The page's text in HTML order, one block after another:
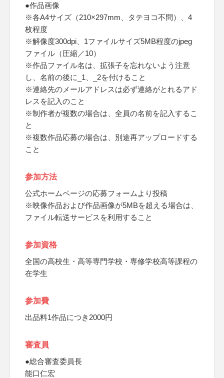
●作品画像
※各A4サイズ（210×297mm、タテヨコ不問）、4
枚程度
※解像度300dpi、1ファイルサイズ5MB程度のjpeg
ファイル（圧縮／10）
※作品ファイル名は、拡張子を忘れないよう注意
し、名前の後に_1、_2を付けること
※連絡先のメールアドレスは必ず連絡がとれるアド
レスを記入のこと
※制作者が複数の場合は、全員の名前を記入するこ
と
※複数作品応募の場合は、別途再アップロードする
こと
参加方法
公式ホームページの応募フォームより投稿
※映像作品および作品画像が5MBを超える場合は、
ファイル転送サービスを利用すること
参加資格
全国の高校生・高等専門学校・専修学校高等課程の
在学生
参加費
出品料1作品につき2000円
審査員
●総合審査委員長
能口仁宏